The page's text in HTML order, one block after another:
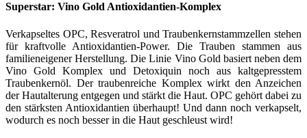
Superstar: Vino Gold Antioxidantien-Komplex
Verkapseltes OPC, Resveratrol und Traubenkernstammzellen stehen
für kraftvolle Antioxidantien-Power. Die Trauben stammen aus
familieneigener Herstellung. Die Linie Vino Gold basiert neben dem
Vino Gold Komplex und Detoxiquin noch aus kaltgepresstem
Traubenkernöl. Der traubenreiche Komplex wirkt den Anzeichen
der Hautalterung entgegen und stärkt die Haut. OPC gehört dabei zu
den stärksten Antioxidantien überhaupt! Und dann noch verkapselt,
wodurch es noch besser in die Haut geschleust wird!